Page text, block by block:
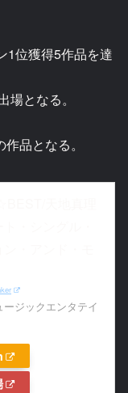
1位獲得5作品を達
場となる。
品となる。
ージックエンタテイ